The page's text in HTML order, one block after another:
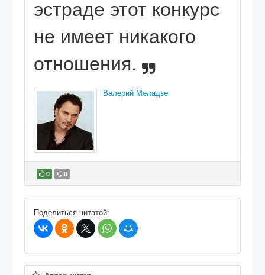
эстраде этот конкурс
не имеет никакого
отношения.
Валерий Меладзе
0 0
В избранное
Поделиться цитатой: